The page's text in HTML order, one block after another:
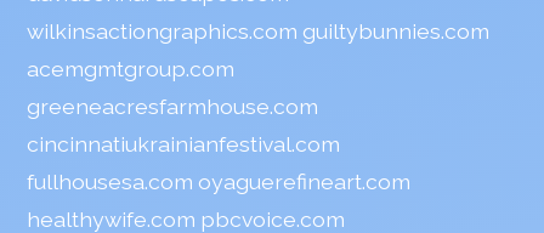
wilkinsactiongraphics.com guiltybunnies.com
acemgmtgroup.com
greeneacresfarmhouse.com
cincinnatiukrainianfestival.com
fullhousesa.com oyaguerefineart.com
healthywife.com pbcvoice.com